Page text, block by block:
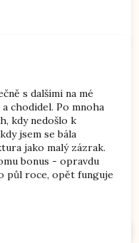
s dalšími na mé
chodidel. Po mnoha
kdy nedošlo k
jsem se bála
jako malý zázrak.
bonus - opravdu
půl roce, opět funguje